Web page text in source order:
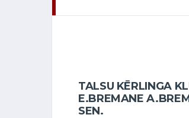
TALSU KĒRLINGA
E.BREMANE
SEN.